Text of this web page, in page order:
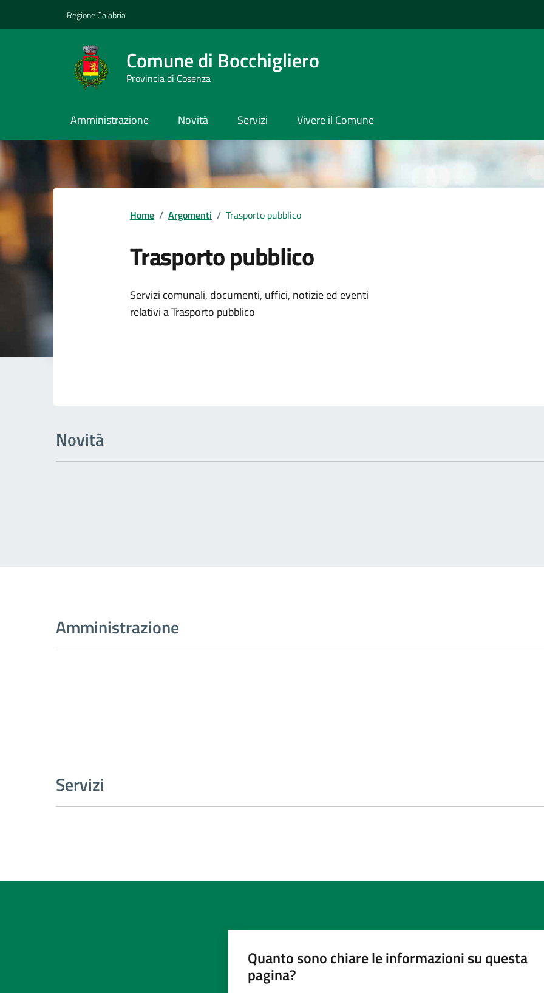
Regione Calabria
Comune di Bocchigliero
Provincia di Cosenza
Amministrazione Novità Servizi Vivere il Comune
Home / Argomenti / Trasporto pubblico
Trasporto pubblico
Dettagli dell'argomento
Servizi comunali, documenti, uffici, notizie ed eventi
relativi a Trasporto pubblico
Novità
Amministrazione
Servizi
Quanto sono chiare le informazioni su questa
pagina?